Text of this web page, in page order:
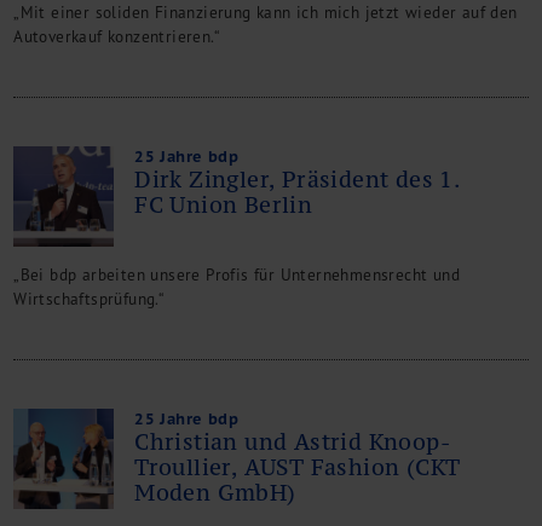
„Mit einer soliden Finanzierung kann ich mich jetzt wieder auf den
Autoverkauf konzentrieren.“
25 Jahre bdp
Dirk Zingler, Präsident des 1.
FC Union Berlin
„Bei bdp arbeiten unsere Profis für Unternehmensrecht und
Wirtschaftsprüfung.“
25 Jahre bdp
Christian und Astrid Knoop-
Troullier, AUST Fashion (CKT
Moden GmbH)